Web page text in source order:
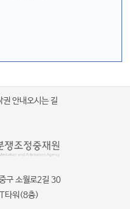
권 안내오시는 길
구 소월로2길 30
타워(8층)